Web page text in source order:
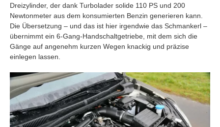
Dreizylinder, der dank Turbolader solide 110 PS und 200
Newtonmeter aus dem konsumierten Benzin generieren kann.
Die Übersetzung – und das ist hier irgendwie das Schmankerl –
übernimmt ein 6-Gang-Handschaltgetriebe, mit dem sich die
Gänge auf angenehm kurzen Wegen knackig und präzise
einlegen lassen.